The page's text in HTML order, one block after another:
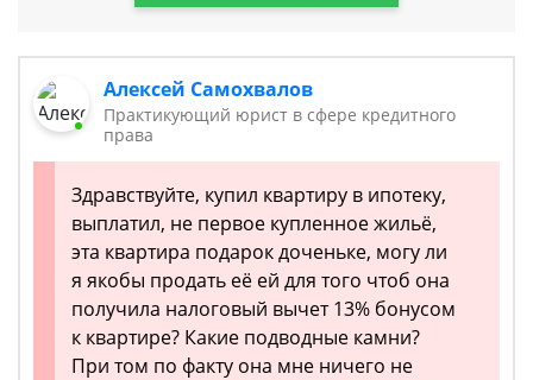
Алексей Самохвалов
Практикующий юрист в сфере кредитного
права
Здравствуйте, купил квартиру в ипотеку,
выплатил, не первое купленное жильё,
эта квартира подарок доченьке, могу ли
я якобы продать её ей для того чтоб она
получила налоговый вычет 13% бонусом
к квартире? Какие подводные камни?
При том по факту она мне ничего не